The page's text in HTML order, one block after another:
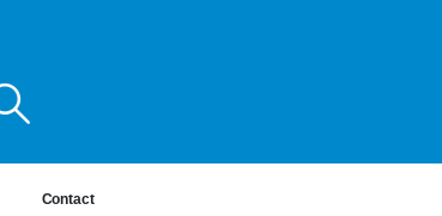
Contact